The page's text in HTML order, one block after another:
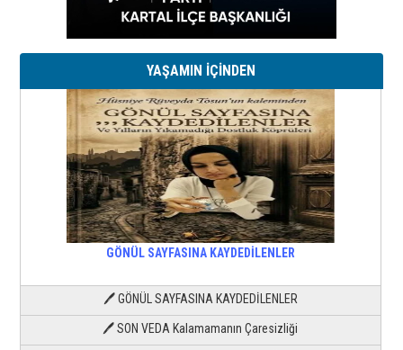
YAŞAMIN İÇİNDEN
GÖNÜL SAYFASINA KAYDEDİLENLER
🖊 GÖNÜL SAYFASINA KAYDEDİLENLER
🖊 SON VEDA Kalamamanın Çaresizliği